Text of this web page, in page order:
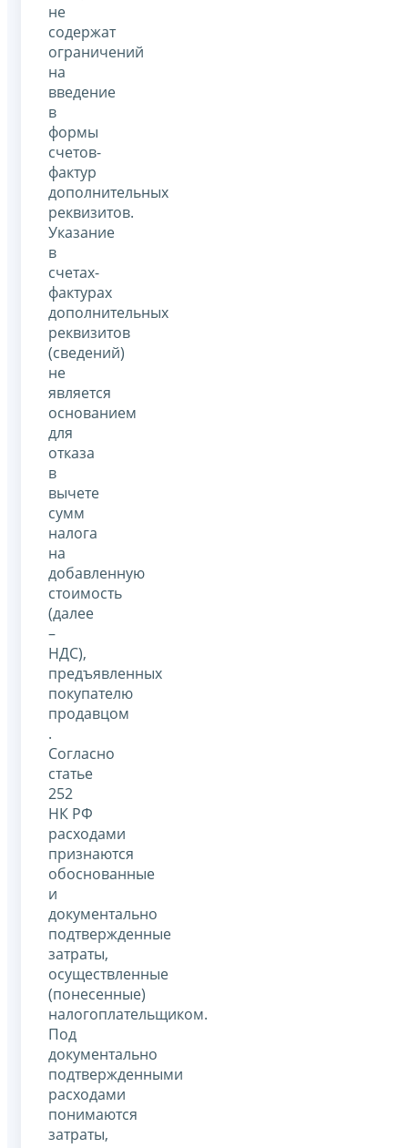
не
содержат
ограничений
на
введение
в
формы
счетов-
фактур
дополнительных
реквизитов.
Указание
в
счетах-
фактурах
дополнительных
реквизитов
(сведений)
не
является
основанием
для
отказа
в
вычете
сумм
налога
на
добавленную
стоимость
(далее
–
НДС),
предъявленных
покупателю
продавцом
.
Согласно
статье
252
НК РФ
расходами
признаются
обоснованные
и
документально
подтвержденные
затраты,
осуществленные
(понесенные)
налогоплательщиком.
Под
документально
подтвержденными
расходами
понимаются
затраты,